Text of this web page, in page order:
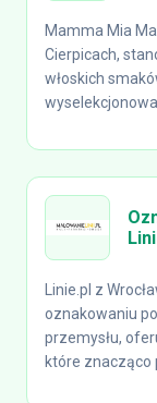
Mamma Mia
Cierpicach,
włoskich
Linie.pl z
oznakowaniu
przemysłu,
które znacząco